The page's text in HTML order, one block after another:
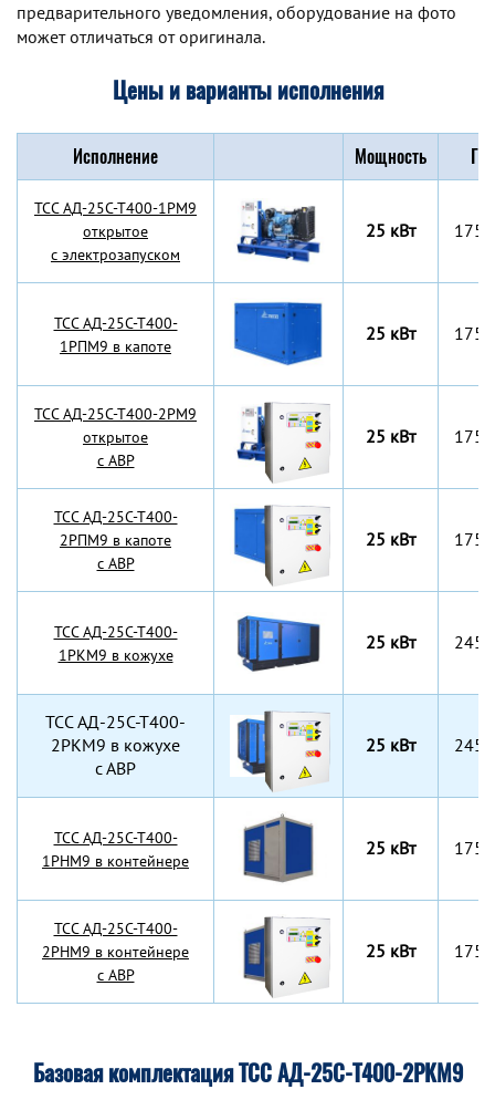
предварительного уведомления, оборудование на фото
может отличаться от оригинала.
Цены и варианты исполнения
Исполнение Мощность
TCC АД-25С-Т400-1РМ9
открытое
с электрозапуском
25 кВт
TCC АД-25С-Т400-
1РПМ9 в капоте
25 кВт
TCC АД-25С-Т400-2РМ9
открытое
с АВР
25 кВт
TCC АД-25С-Т400-
2РПМ9 в капоте
с АВР
25 кВт
TCC АД-25С-Т400-
1РКМ9 в кожухе
25 кВт
TCC АД-25С-Т400-
2РКМ9 в кожухе
с АВР
25 кВт
TCC АД-25С-Т400-
1РНМ9 в контейнере
25 кВт
TCC АД-25С-Т400-
2РНМ9 в контейнере
с АВР
25 кВт
Базовая комплектация ТСС АД-25С-Т400-2РКМ9